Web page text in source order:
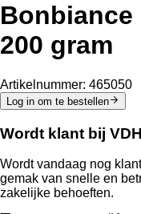
200 gram
Artikelnummer: 465050
Log in om te bestellen
Wordt klant bij
Wordt vandaag nog
gemak van snelle en
zakelijke behoeften.